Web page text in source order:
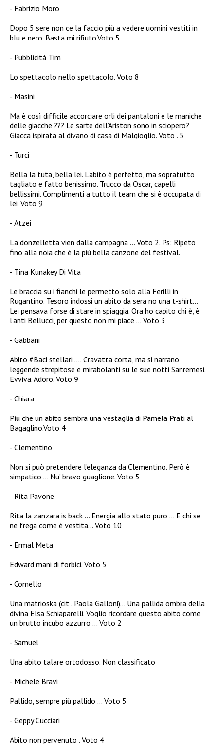
Fabrizio Moro
Dopo 5 sere non ce la faccio più a vedere uomini vestiti in
blu e nero. Basta mi rifiuto.Voto 5
Pubblicità Tim
Lo spettacolo nello spettacolo. Voto 8
Masini
Ma è così difficile accorciare orli dei pantaloni e le maniche
delle giacche ??? Le sarte dell’Ariston sono in sciopero?
Giacca ispirata al divano di casa di Malgioglio. Voto . 5
Turci
Bella la tuta, bella lei. L’abito è perfetto, ma sopratutto
tagliato e fatto benissimo. Trucco da Oscar, capelli
bellissimi. Complimenti a tutto il team che si è occupata di
lei. Voto 9
Atzei
La donzelletta vien dalla campagna … Voto 2. Ps: Ripeto
fino alla noia che è la più bella canzone del festival.
Tina Kunakey Di Vita
Le braccia su i fianchi le permetto solo alla Ferilli in
Rugantino. Tesoro indossi un abito da sera no una t-shirt…
Lei pensava forse di stare in spiaggia. Ora ho capito chi è, è
l’anti Bellucci, per questo non mi piace … Voto 3
Gabbani
Abito #Baci stellari …. Cravatta corta, ma si narrano
leggende strepitose e mirabolanti su le sue notti Sanremesi.
Evviva. Adoro. Voto 9
Chiara
Più che un abito sembra una vestaglia di Pamela Prati al
Bagaglino.Voto 4
Clementino
Non si può pretendere l’eleganza da Clementino. Però è
simpatico … Nu’ bravo guaglione. Voto 5
Rita Pavone
Rita la zanzara is back … Energia allo stato puro … E chi se
ne frega come è vestita… Voto 10
Ermal Meta
Edward mani di forbici. Voto 5
Comello
Una matrioska (cit . Paola Galloni)… Una pallida ombra della
divina Elsa Schiaparelli. Voglio ricordare questo abito come
un brutto incubo azzurro … Voto 2
Samuel
Una abito talare ortodosso. Non classificato
Michele Bravi
Pallido, sempre più pallido … Voto 5
Geppy Cucciari
Abito non pervenuto . Voto 4